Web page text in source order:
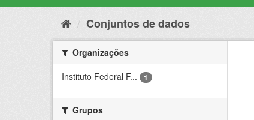
Conjuntos de dados
Organizações
Instituto Federal F...
1
Grupos